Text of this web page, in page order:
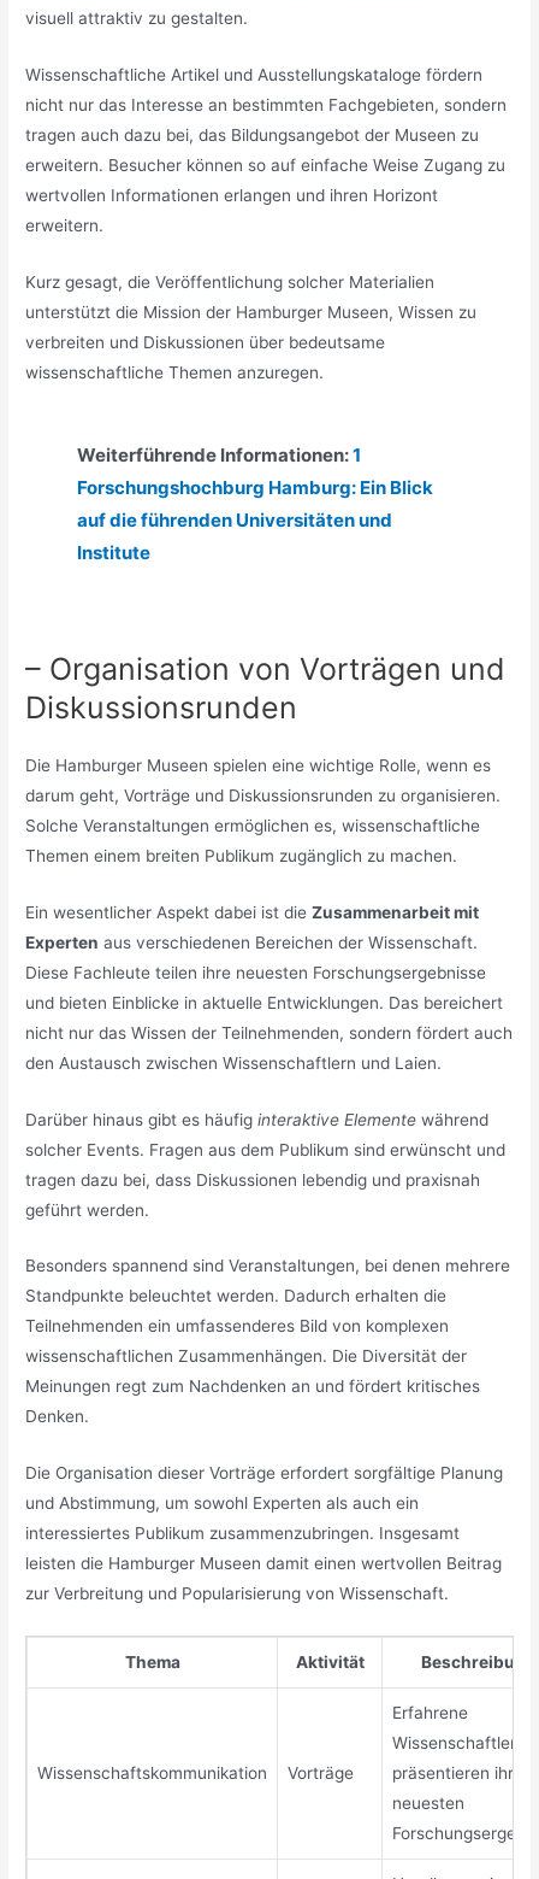
visuell attraktiv zu gestalten.
Wissenschaftliche Artikel und Ausstellungskataloge fördern
nicht nur das Interesse an bestimmten Fachgebieten, sondern
tragen auch dazu bei, das Bildungsangebot der Museen zu
erweitern. Besucher können so auf einfache Weise Zugang zu
wertvollen Informationen erlangen und ihren Horizont
erweitern.
Kurz gesagt, die Veröffentlichung solcher Materialien
unterstützt die Mission der Hamburger Museen, Wissen zu
verbreiten und Diskussionen über bedeutsame
wissenschaftliche Themen anzuregen.
Weiterführende Informationen:1
Forschungshochburg Hamburg: Ein Blick
auf die führenden Universitäten und
Institute
– Organisation von Vorträgen und
Diskussionsrunden
Die Hamburger Museen spielen eine wichtige Rolle, wenn es
darum geht, Vorträge und Diskussionsrunden zu organisieren.
Solche Veranstaltungen ermöglichen es, wissenschaftliche
Themen einem breiten Publikum zugänglich zu machen.
Ein wesentlicher Aspekt dabei ist dieZusammenarbeit mit
Experten aus verschiedenen Bereichen der Wissenschaft.
Diese Fachleute teilen ihre neuesten Forschungsergebnisse
und bieten Einblicke in aktuelle Entwicklungen. Das bereichert
nicht nur das Wissen der Teilnehmenden, sondern fördert auch
den Austausch zwischen Wissenschaftlern und Laien.
Darüber hinaus gibt es häufiginteraktive Elemente während
solcher Events. Fragen aus dem Publikum sind erwünscht und
tragen dazu bei, dass Diskussionen lebendig und praxisnah
geführt werden.
Besonders spannend sind Veranstaltungen, bei denen mehrere
Standpunkte beleuchtet werden. Dadurch erhalten die
Teilnehmenden ein umfassenderes Bild von komplexen
wissenschaftlichen Zusammenhängen. Die Diversität der
Meinungen regt zum Nachdenken an und fördert kritisches
Denken.
Die Organisation dieser Vorträge erfordert sorgfältige Planung
und Abstimmung, um sowohl Experten als auch ein
interessiertes Publikum zusammenzubringen. Insgesamt
leisten die Hamburger Museen damit einen wertvollen Beitrag
zur Verbreitung und Popularisierung von Wissenschaft.
Thema Aktivität Beschreibung
Wissenschaftskommunikation Vorträge
Erfahrene
Wissenschaftler
präsentieren ihre
neuesten